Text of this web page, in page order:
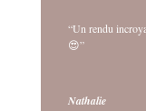
“Un rendu
😍”
Nathalie